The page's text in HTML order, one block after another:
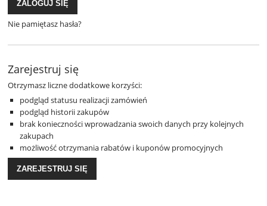
ZALOGUJ SIĘ
Nie pamiętasz hasła?
Zarejestruj się
Otrzymasz liczne dodatkowe korzyści:
podgląd statusu realizacji zamówień
podgląd historii zakupów
brak konieczności wprowadzania swoich danych przy kolejnych
zakupach
możliwość otrzymania rabatów i kuponów promocyjnych
ZAREJESTRUJ SIĘ